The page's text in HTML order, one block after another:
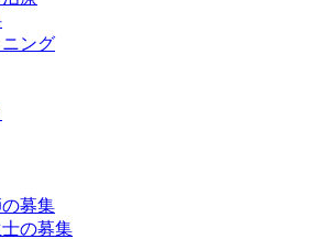
ング
募集
の募集